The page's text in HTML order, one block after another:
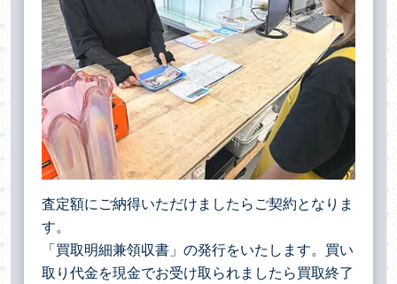
査定額にご納得いただけましたらご契約となりま
す。
「買取明細兼領収書」の発行をいたします。買い
取り代金を現金でお受け取られましたら買取終了